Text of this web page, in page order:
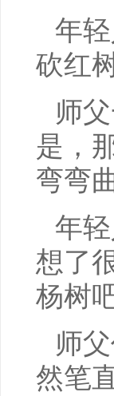
年
砍红
师
是，
弯弯
年
想了
杨树
师
然笔